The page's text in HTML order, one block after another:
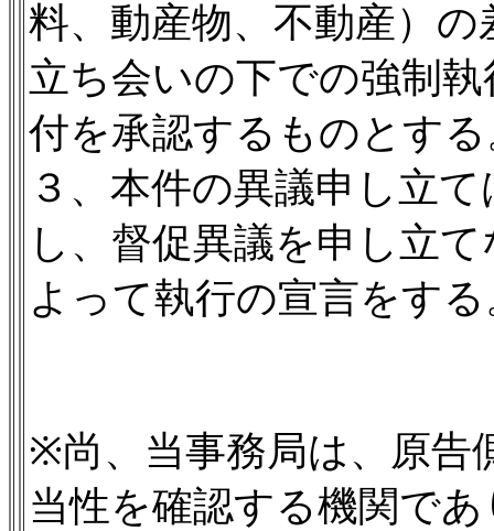
料、動産物、不動産）
立ち会いの下での強制
付を承認するものとす
３、本件の異議申し立
し、督促異議を申し立
よって執行の宣言をする
※尚、当事務局は、原告
当性を確認する機関で